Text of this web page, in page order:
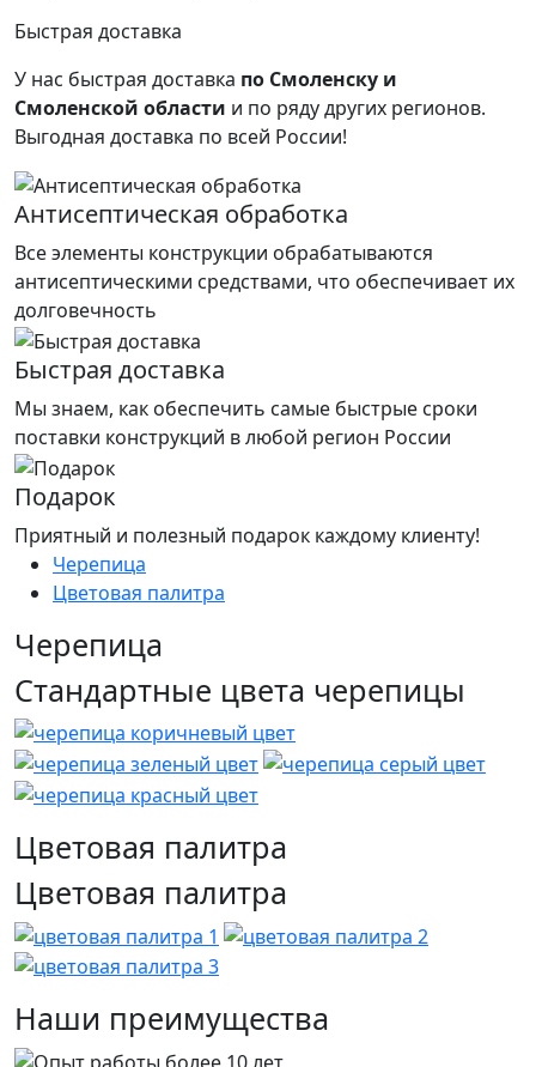
Быстрая доставка
У нас быстрая доставка по Смоленску и
Смоленской области и по ряду других регионов.
Выгодная доставка по всей России!
Антисептическая обработка
Все элементы конструкции обрабатываются
антисептическими средствами, что обеспечивает их
долговечность
Быстрая доставка
Мы знаем, как обеспечить самые быстрые сроки
поставки конструкций в любой регион России
Подарок
Приятный и полезный подарок каждому клиенту!
Черепица
Цветовая палитра
Черепица
Стандартные цвета черепицы
Цветовая палитра
Цветовая палитра
Наши преимущества